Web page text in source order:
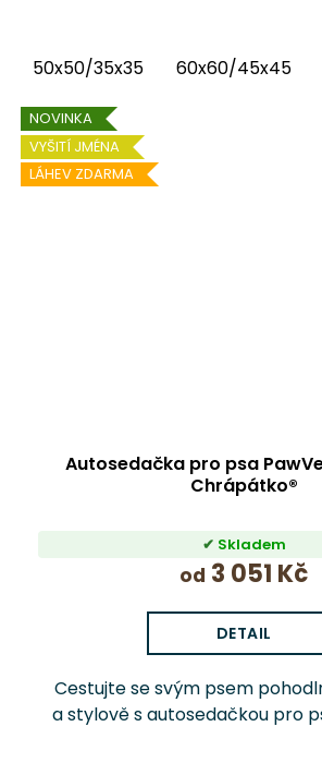
50x50/35x35
60x60/45x45
NOVINKA
VYŠITÍ JMÉNA
LÁHEV ZDARMA
Autosedačka pro psa
Chrápátko®
Skladem
od 3 051 Kč
DETAIL
Cestujte se svým psem
a stylově s autosedačkou pro